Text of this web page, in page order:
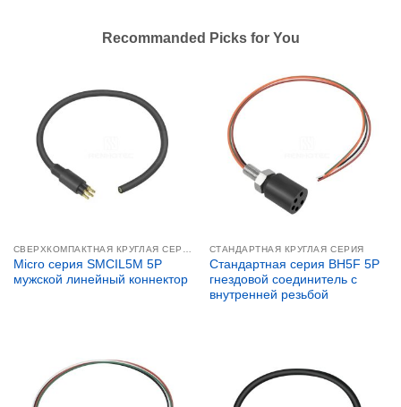
Recommanded Picks for You
Micro серия SMCIL5M 5P
мужской линейный коннектор
СТАНДАРТНАЯ КРУГЛАЯ СЕРИЯ
Стандартная серия BH5F 5P
гнездовой соединитель с
внутренней резьбой